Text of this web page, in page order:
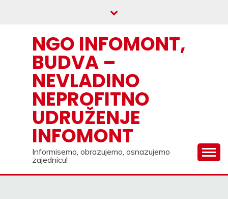
NGO INFOMONT,
BUDVA –
NEVLADINO
NEPROFITNO
UDRUŽENJE
INFOMONT
Informisemo, obrazujemo, osnazujemo
zajednicu!